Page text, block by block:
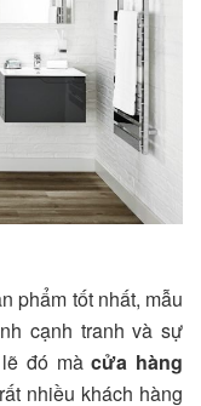
phẩm tốt nhất, mẫu
cạnh tranh và sự
lẽ đó màcửa hàng
nhiều khách hàng